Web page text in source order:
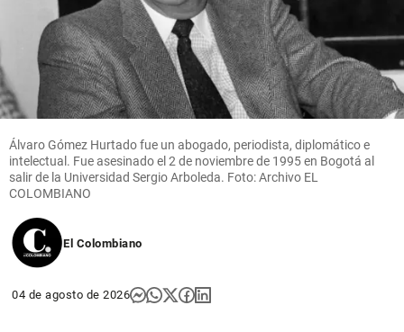
Álvaro Gómez Hurtado fue un abogado, periodista, diplomático e
intelectual. Fue asesinado el 2 de noviembre de 1995 en Bogotá al
salir de la Universidad Sergio Arboleda. Foto: Archivo EL
COLOMBIANO
El Colombiano
04 de agosto de 2026